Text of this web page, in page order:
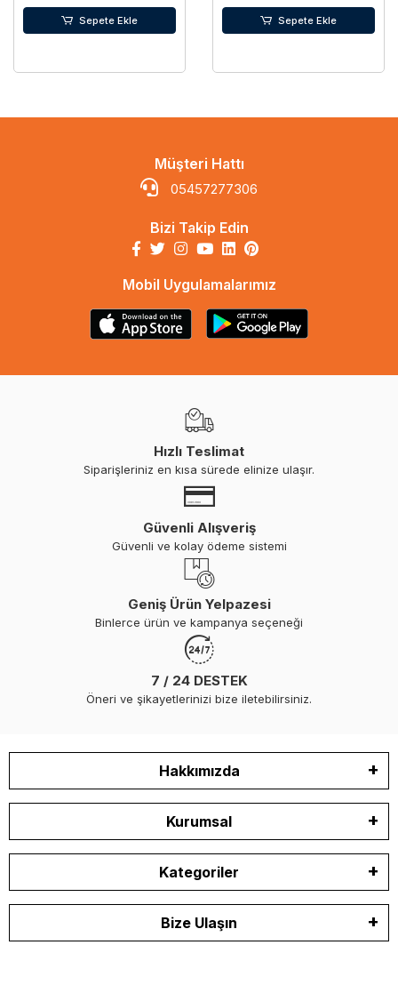
Sepete Ekle Sepete Ekle
Müşteri Hattı
05457277306
Bizi Takip Edin
Mobil Uygulamalarımız
Hızlı Teslimat
Siparişleriniz en kısa sürede elinize ulaşır.
Güvenli Alışveriş
Güvenli ve kolay ödeme sistemi
Geniş Ürün Yelpazesi
Binlerce ürün ve kampanya seçeneği
7 / 24 DESTEK
Öneri ve şikayetlerinizi bize iletebilirsiniz.
Hakkımızda
Kurumsal
Kategoriler
Bize Ulaşın